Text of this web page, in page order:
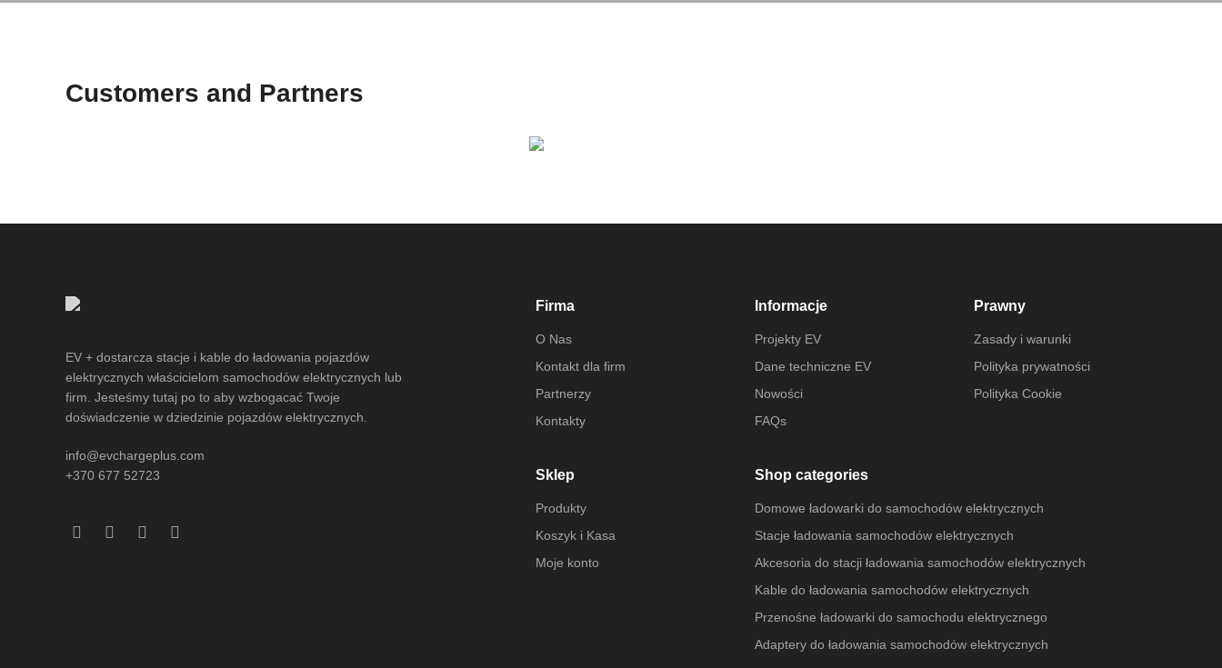
Customers and Partners
EV + dostarcza stacje i kable do ładowania pojazdów
elektrycznych właścicielom samochodów elektrycznych lub
firm. Jesteśmy tutaj po to aby wzbogacać Twoje
doświadczenie w dziedzinie pojazdów elektrycznych.
info@evchargeplus.com
+370 677 52723
Firma
O Nas
Kontakt dla firm
Partnerzy
Kontakty
Informacje
Projekty EV
Dane techniczne EV
Nowości
FAQs
Prawny
Zasady i warunki
Polityka prywatności
Polityka Cookie
Sklep
Produkty
Koszyk i Kasa
Moje konto
Shop categories
Domowe ładowarki do samochodów elektrycznych
Stacje ładowania samochodów elektrycznych
Akcesoria do stacji ładowania samochodów elektrycznych
Kable do ładowania samochodów elektrycznych
Przenośne ładowarki do samochodu elektrycznego
Adaptery do ładowania samochodów elektrycznych